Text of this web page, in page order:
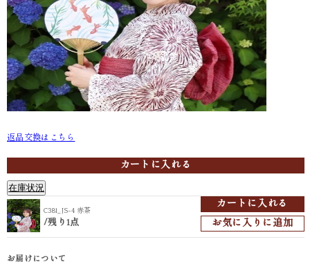
C381_JS-4 赤茶
返品交換はこちら
カートに入れる
在庫状況
C381_JS-4 赤茶
/残り1点
カートに入れる
お気に入りに追加
お届けについて